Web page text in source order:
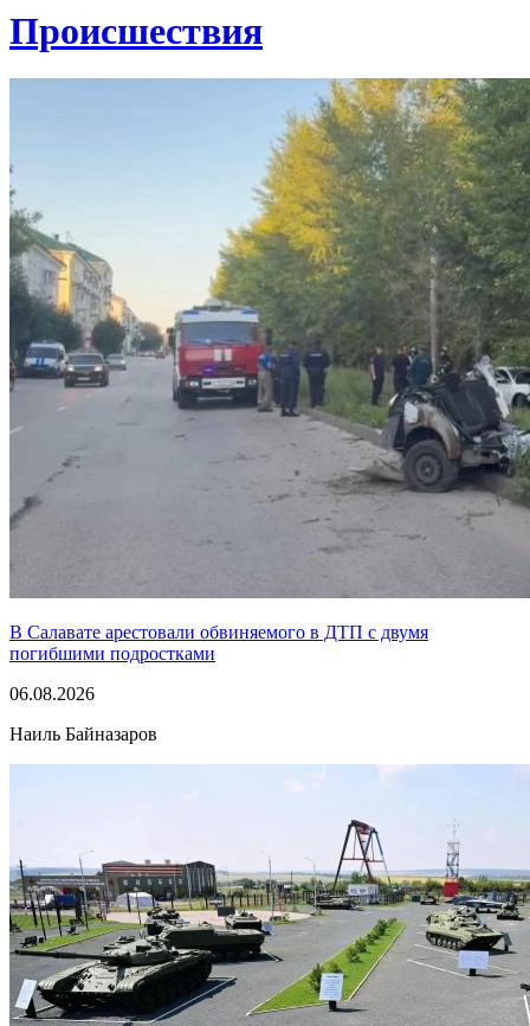
Проиcшествия
В Салавате арестовали обвиняемого в ДТП с двумя
погибшими подростками
06.08.2026
Наиль Байназаров